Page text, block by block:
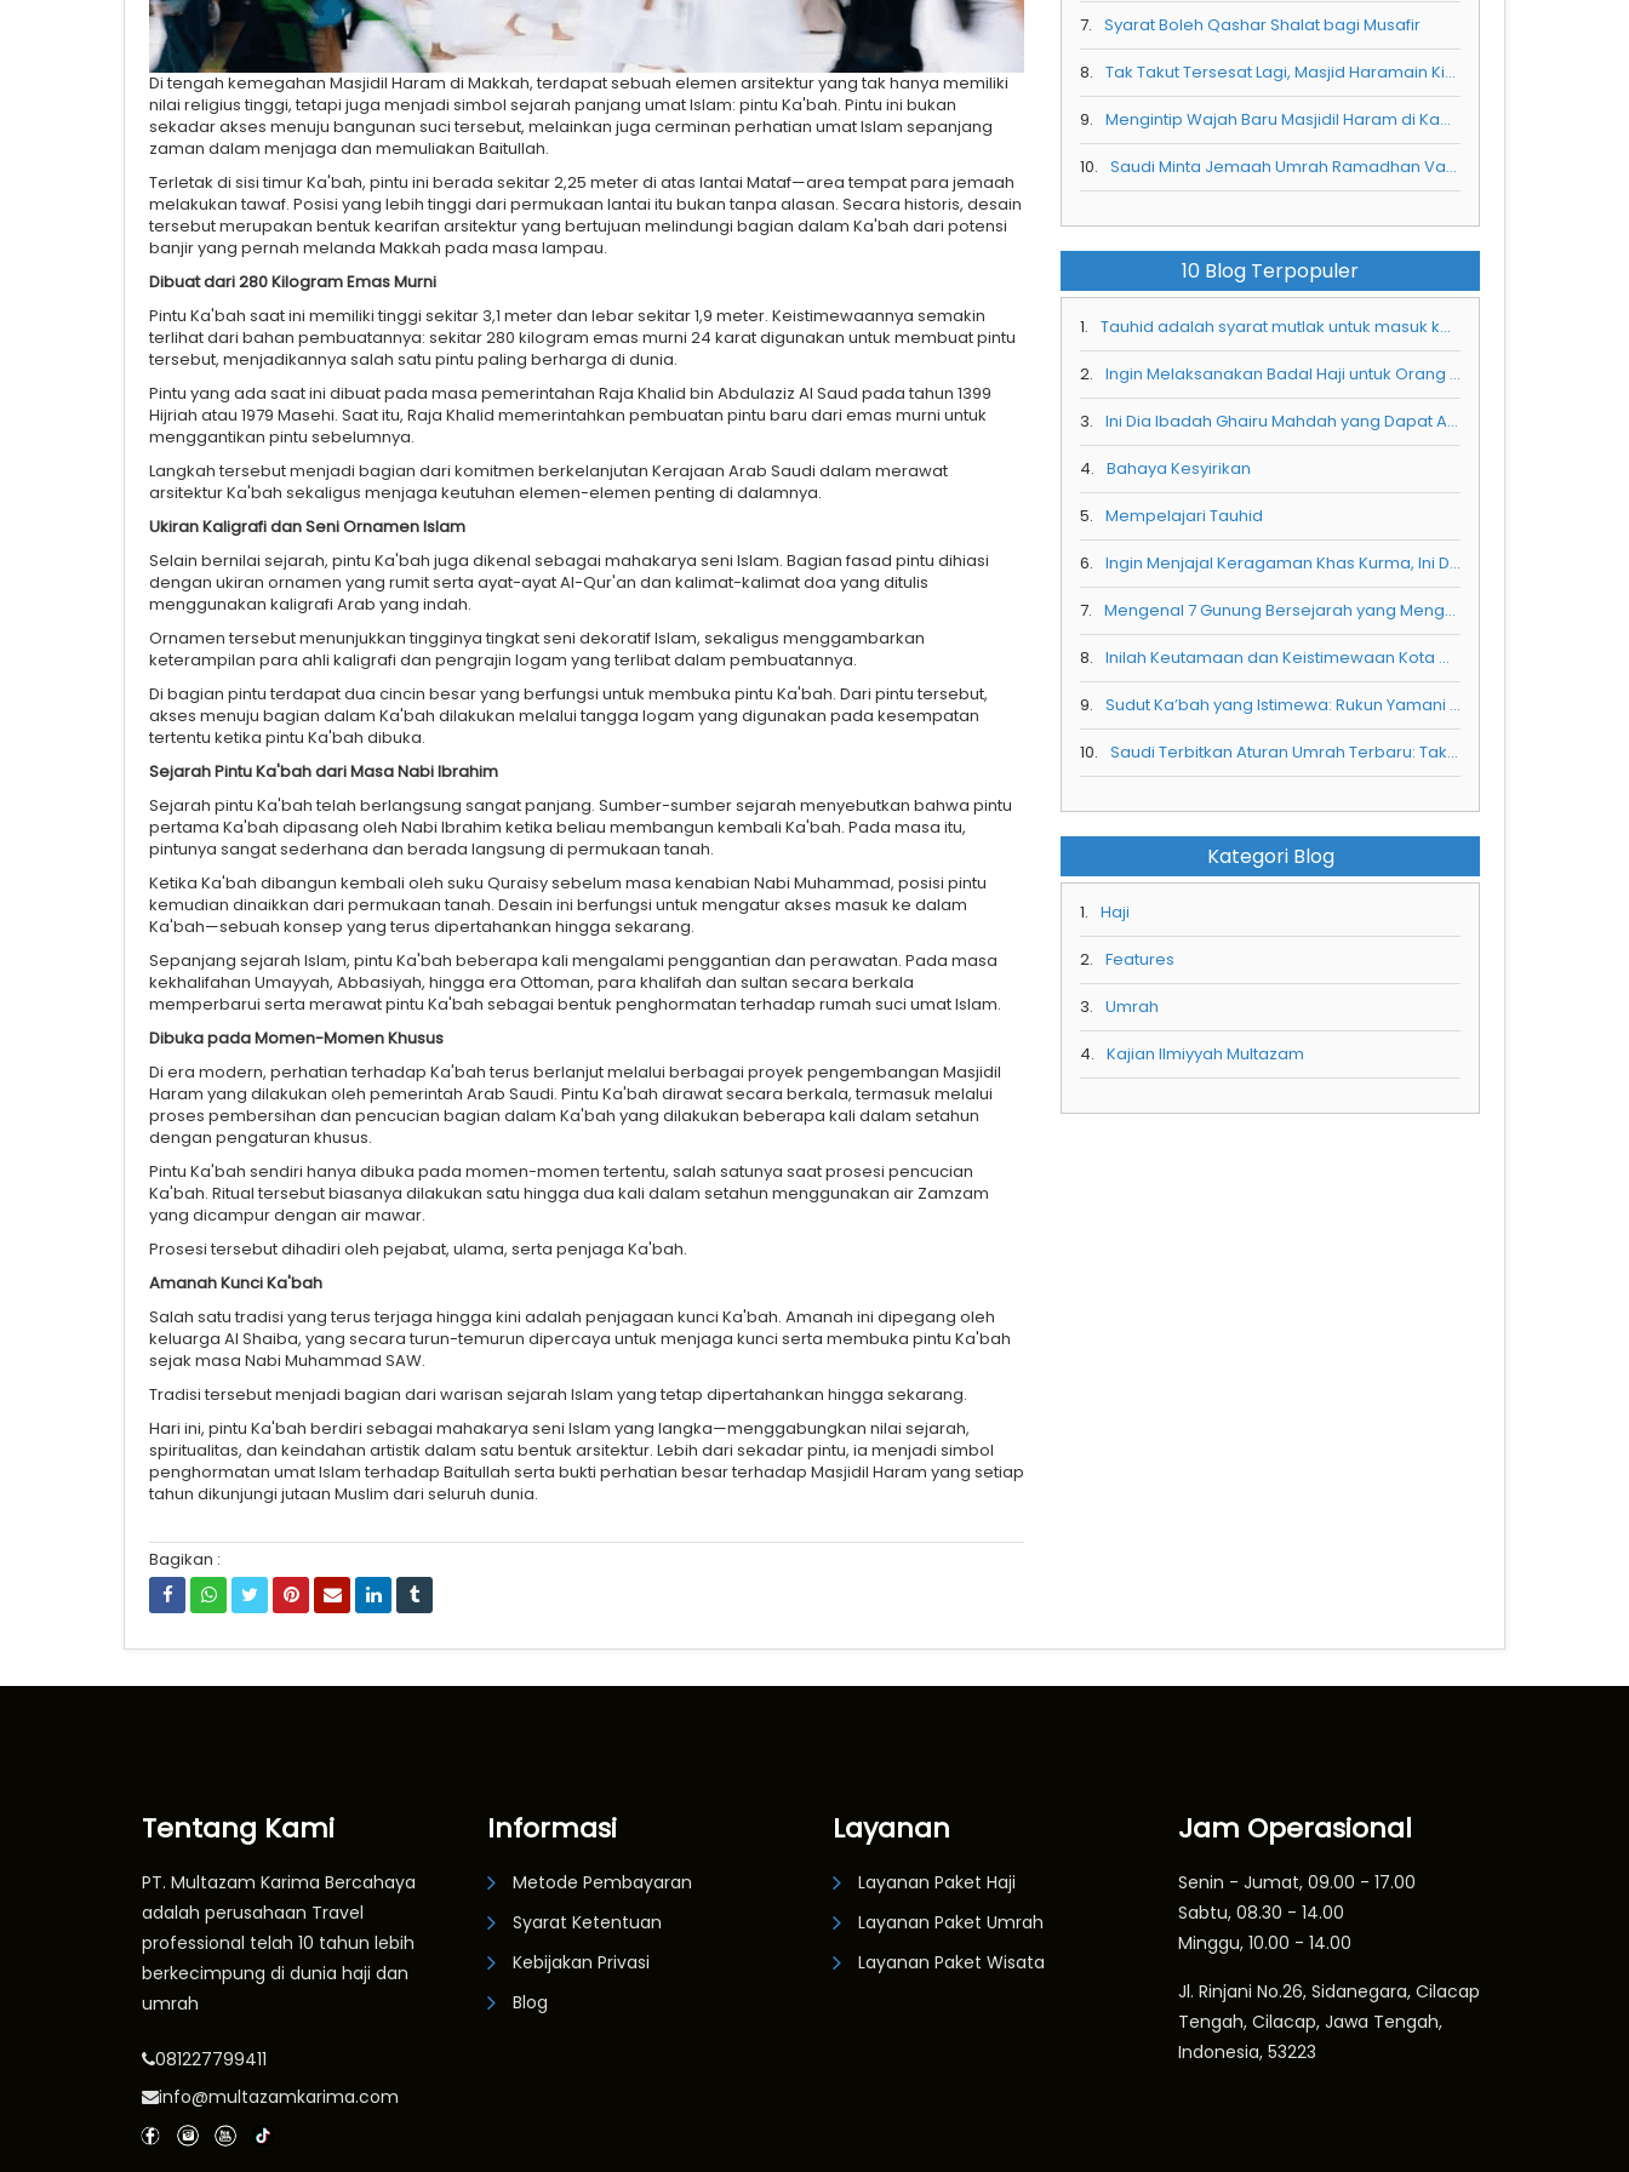
Di tengah kemegahan Masjidil Haram di Makkah, terdapat sebuah elemen arsitektur yang tak hanya memiliki
nilai religius tinggi, tetapi juga menjadi simbol sejarah panjang umat Islam: pintu Ka'bah. Pintu ini bukan
sekadar akses menuju bangunan suci tersebut, melainkan juga cerminan perhatian umat Islam sepanjang
zaman dalam menjaga dan memuliakan Baitullah.
Terletak di sisi timur Ka'bah, pintu ini berada sekitar 2,25 meter di atas lantai Mataf—area tempat para jemaah
melakukan tawaf. Posisi yang lebih tinggi dari permukaan lantai itu bukan tanpa alasan. Secara historis, desain
tersebut merupakan bentuk kearifan arsitektur yang bertujuan melindungi bagian dalam Ka'bah dari potensi
banjir yang pernah melanda Makkah pada masa lampau.
Dibuat dari 280 Kilogram Emas Murni
Pintu Ka'bah saat ini memiliki tinggi sekitar 3,1 meter dan lebar sekitar 1,9 meter. Keistimewaannya semakin
terlihat dari bahan pembuatannya: sekitar 280 kilogram emas murni 24 karat digunakan untuk membuat pintu
tersebut, menjadikannya salah satu pintu paling berharga di dunia.
Pintu yang ada saat ini dibuat pada masa pemerintahan Raja Khalid bin Abdulaziz Al Saud pada tahun 1399
Hijriah atau 1979 Masehi. Saat itu, Raja Khalid memerintahkan pembuatan pintu baru dari emas murni untuk
menggantikan pintu sebelumnya.
Langkah tersebut menjadi bagian dari komitmen berkelanjutan Kerajaan Arab Saudi dalam merawat
arsitektur Ka'bah sekaligus menjaga keutuhan elemen-elemen penting di dalamnya.
Ukiran Kaligrafi dan Seni Ornamen Islam
Selain bernilai sejarah, pintu Ka'bah juga dikenal sebagai mahakarya seni Islam. Bagian fasad pintu dihiasi
dengan ukiran ornamen yang rumit serta ayat-ayat Al-Qur'an dan kalimat-kalimat doa yang ditulis
menggunakan kaligrafi Arab yang indah.
Ornamen tersebut menunjukkan tingginya tingkat seni dekoratif Islam, sekaligus menggambarkan
keterampilan para ahli kaligrafi dan pengrajin logam yang terlibat dalam pembuatannya.
Di bagian pintu terdapat dua cincin besar yang berfungsi untuk membuka pintu Ka'bah. Dari pintu tersebut,
akses menuju bagian dalam Ka'bah dilakukan melalui tangga logam yang digunakan pada kesempatan
tertentu ketika pintu Ka'bah dibuka.
Sejarah Pintu Ka'bah dari Masa Nabi Ibrahim
Sejarah pintu Ka'bah telah berlangsung sangat panjang. Sumber-sumber sejarah menyebutkan bahwa pintu
pertama Ka'bah dipasang oleh Nabi Ibrahim ketika beliau membangun kembali Ka'bah. Pada masa itu,
pintunya sangat sederhana dan berada langsung di permukaan tanah.
Ketika Ka'bah dibangun kembali oleh suku Quraisy sebelum masa kenabian Nabi Muhammad, posisi pintu
kemudian dinaikkan dari permukaan tanah. Desain ini berfungsi untuk mengatur akses masuk ke dalam
Ka'bah—sebuah konsep yang terus dipertahankan hingga sekarang.
Sepanjang sejarah Islam, pintu Ka'bah beberapa kali mengalami penggantian dan perawatan. Pada masa
kekhalifahan Umayyah, Abbasiyah, hingga era Ottoman, para khalifah dan sultan secara berkala
memperbarui serta merawat pintu Ka'bah sebagai bentuk penghormatan terhadap rumah suci umat Islam.
Dibuka pada Momen-Momen Khusus
Di era modern, perhatian terhadap Ka'bah terus berlanjut melalui berbagai proyek pengembangan Masjidil
Haram yang dilakukan oleh pemerintah Arab Saudi. Pintu Ka'bah dirawat secara berkala, termasuk melalui
proses pembersihan dan pencucian bagian dalam Ka'bah yang dilakukan beberapa kali dalam setahun
dengan pengaturan khusus.
Pintu Ka'bah sendiri hanya dibuka pada momen-momen tertentu, salah satunya saat prosesi pencucian
Ka'bah. Ritual tersebut biasanya dilakukan satu hingga dua kali dalam setahun menggunakan air Zamzam
yang dicampur dengan air mawar.
Prosesi tersebut dihadiri oleh pejabat, ulama, serta penjaga Ka'bah.
Amanah Kunci Ka'bah
Salah satu tradisi yang terus terjaga hingga kini adalah penjagaan kunci Ka'bah. Amanah ini dipegang oleh
keluarga Al Shaiba, yang secara turun-temurun dipercaya untuk menjaga kunci serta membuka pintu Ka'bah
sejak masa Nabi Muhammad SAW.
Tradisi tersebut menjadi bagian dari warisan sejarah Islam yang tetap dipertahankan hingga sekarang.
Hari ini, pintu Ka'bah berdiri sebagai mahakarya seni Islam yang langka—menggabungkan nilai sejarah,
spiritualitas, dan keindahan artistik dalam satu bentuk arsitektur. Lebih dari sekadar pintu, ia menjadi simbol
penghormatan umat Islam terhadap Baitullah serta bukti perhatian besar terhadap Masjidil Haram yang setiap
tahun dikunjungi jutaan Muslim dari seluruh dunia.
Bagikan :
7. Syarat Boleh Qashar Shalat bagi Musafir
8. Tak Takut Tersesat Lagi, Masjid Haramain Kini Punya Peta Pintar Interaktif yang Bisa Pandu Jemaah
9. Mengintip Wajah Baru Masjidil Haram di Kawasan Perluasan Ketiga dan Sistem Layanan Terpadunya
10. Saudi Minta Jemaah Umrah Ramadhan Vaksin Meningitis Sebelum Berangkat ke Tanah Suci
10 Blog Terpopuler
1. Tauhid adalah syarat mutlak untuk masuk ke dalam surga
2. Ingin Melaksanakan Badal Haji untuk Orang Tua, Ini Dia Syaratnya
3. Ini Dia Ibadah Ghairu Mahdah yang Dapat Anda Kerjakan Saat Haji dan Umrah
4. Bahaya Kesyirikan
5. Mempelajari Tauhid
6. Ingin Menjajal Keragaman Khas Kurma, Ini Dia 4 Kurma Rekomendasi Untuk Anda
7. Mengenal 7 Gunung Bersejarah yang Mengelilingi Masjidil Haram
8. Inilah Keutamaan dan Keistimewaan Kota Makkah Al Mukarramah
9. Sudut Ka’bah yang Istimewa: Rukun Yamani dan Makna Spiritualnya
10. Saudi Terbitkan Aturan Umrah Terbaru: Tak Ada Visa Umrah Jika Belum Booking Hotel di Nusuk
Kategori Blog
1. Haji
2. Features
3. Umrah
4. Kajian Ilmiyyah Multazam
Tentang Kami
PT. Multazam Karima Bercahaya
adalah perusahaan Travel
professional telah 10 tahun lebih
berkecimpung di dunia haji dan
umrah
081227799411
info@multazamkarima.com
Informasi
Metode Pembayaran
Syarat Ketentuan
Kebijakan Privasi
Blog
Layanan
Layanan Paket Haji
Layanan Paket Umrah
Layanan Paket Wisata
Jam Operasional
Senin - Jumat, 09.00 - 17.00
Sabtu, 08.30 - 14.00
Minggu, 10.00 - 14.00
Jl. Rinjani No.26, Sidanegara, Cilacap
Tengah, Cilacap, Jawa Tengah,
Indonesia, 53223